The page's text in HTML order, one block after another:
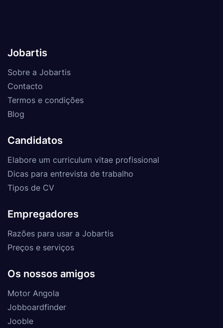
Jobartis
Sobre a Jobartis
Contacto
Termos e condições
Blog
Candidatos
Elabore um curriculum vitae profissional
Dicas para entrevista de trabalho
Tipos de CV
Empregadores
Razões para usar a Jobartis
Preços e serviços
Os nossos amigos
Motor Angola
Jobboardfinder
Jooble